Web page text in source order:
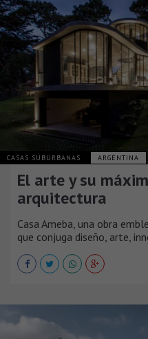
CASAS SUBURBANAS ARGENTINA
El arte y su
arquitectura
Casa Ameba, una obra
que conjuga diseño, arte,